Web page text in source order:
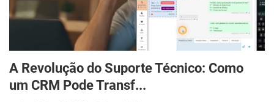
Finanças
Gestão
Vídeos
A Revolução do Suporte Técnico: Como
um CRM Pode Transf...